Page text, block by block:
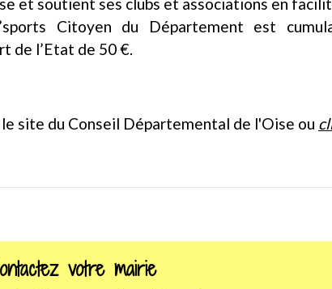
Citoyen du Département est
de l’Etat de 50 €.
site du Conseil Départemental de l'Oise ou
votre mairie